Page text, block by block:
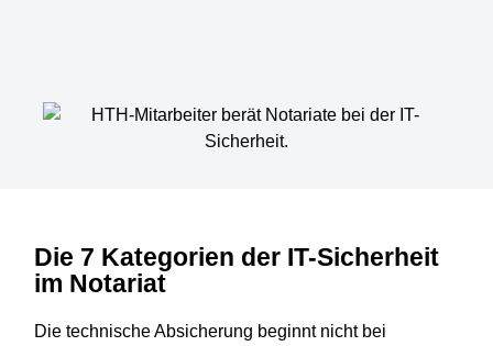
Die 7 Kategorien der IT-Sicherheit
im Notariat
Die technische Absicherung beginnt nicht bei